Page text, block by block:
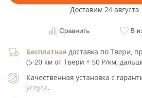
Доставим 24 августа
Сравнить В
Бесплатная доставка по Твери,
(5-20 км от Твери + 50 Р/км,
Качественная установка с
услуги.